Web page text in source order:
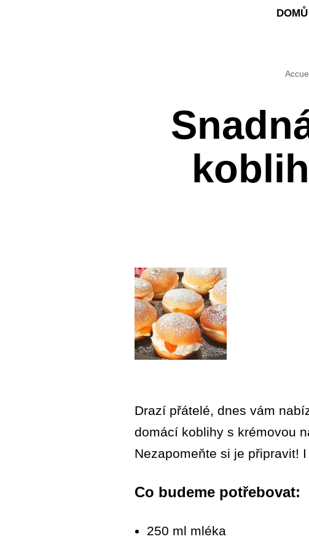
DOMŮ
Drazí přátelé, dnes vám
domácí koblihy s krémovou
Nezapomeňte si je připravit!
Co budeme potřebovat:
250 ml mléka